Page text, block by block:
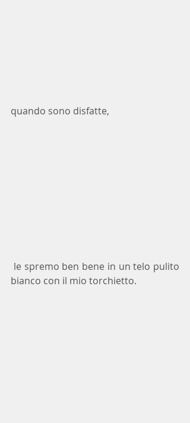
quando sono disfatte,
bianco con il mio torchietto.